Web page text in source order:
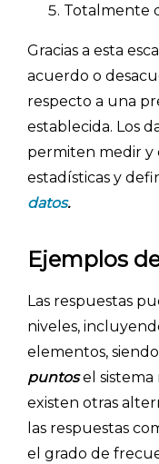
Totalmente
Gracias a esta
acuerdo o
respecto a una
establecida. Los
permiten medir y
estadísticas y
datos.
Ejemplos
Las respuestas
niveles,
elementos,
puntosel sistema
existen otras
las respuestas
el grado de